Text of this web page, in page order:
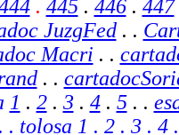
. 445 . 446. 447
JuzgFed . .
Macri . .
. .
1 . 2 . 3 . 4 . 5 . .
tolosa 1 . 2. 3 . 4